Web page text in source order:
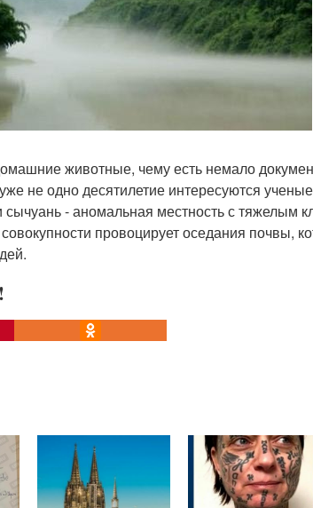
животные, чему есть немало
не одно десятилетие интересуются
сычуань - аномальная местность с тяжелым
провоцирует оседания почвы,